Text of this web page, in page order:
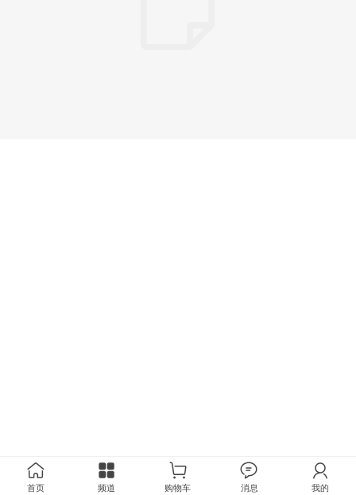
首页 频道 购物车 消息 我的